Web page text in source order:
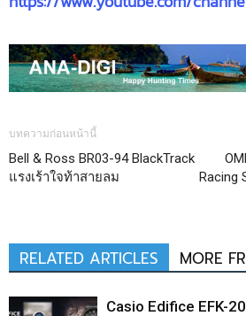
บทความก่อนหน้านี้
Bell & Ross BR03-94 BlackTrack
แรงเร้าใจท้าสายลม
Racing
RELATED ARTICLES MORE
Casio Edifice EFK-